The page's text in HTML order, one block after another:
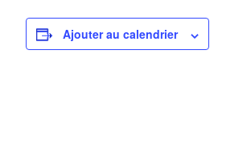
Ajouter au calendrier